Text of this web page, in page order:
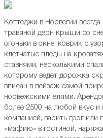
Коттеджи в Норвегии
травяной дерн крыши со
огоньки в окне, коврик с
клетчатые пледы на
ставнями, несколькими
которому ведет дорожка
вписан в пейзаж самой
норвежскими елями.
более 2500 на любой вкус
компанией, варить грог или
«мафию» в гостиной,